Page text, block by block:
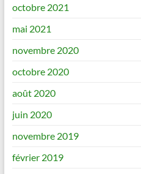
octobre 2021
mai 2021
novembre 2020
octobre 2020
août 2020
juin 2020
novembre 2019
février 2019